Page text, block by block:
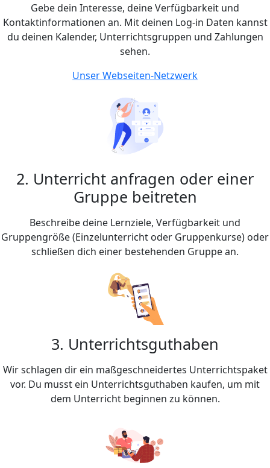
Gebe dein Interesse, deine Verfügbarkeit und
Kontaktinformationen an. Mit deinen Log-in Daten kannst
du deinen Kalender, Unterrichtsgruppen und Zahlungen
sehen.
Unser Webseiten-Netzwerk
2. Unterricht anfragen oder einer
Gruppe beitreten
Beschreibe deine Lernziele, Verfügbarkeit und
Gruppengröße (Einzelunterricht oder Gruppenkurse) oder
schließen dich einer bestehenden Gruppe an.
3. Unterrichtsguthaben
Wir schlagen dir ein maßgeschneidertes Unterrichtspaket
vor. Du musst ein Unterrichtsguthaben kaufen, um mit
dem Unterricht beginnen zu können.